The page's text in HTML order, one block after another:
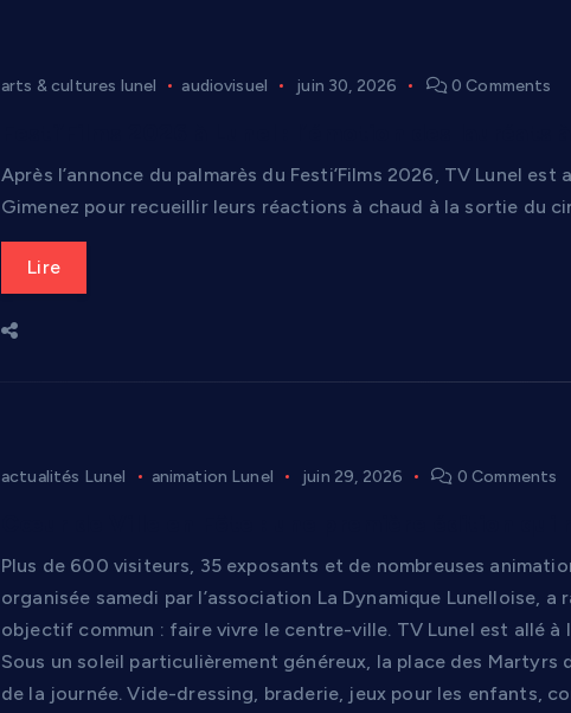
arts & cultures lunel audiovisuel juin 30, 2026 0 Comments
Après l’annonce du palmarès du Festi’Films 2026, TV Lunel
Gimenez pour recueillir leurs réactions à chaud à la sortie du
Lire
actualités Lunel animation Lunel juin 29, 2026 0 Comments
Plus de 600 visiteurs, 35 exposants et de nombreuses
organisée samedi par l’association La Dynamique Lunelloise,
objectif commun : faire vivre le centre-ville. TV Lunel est allé
Sous un soleil particulièrement généreux, la place des
de la journée. Vide-dressing, braderie, jeux pour les enfants,